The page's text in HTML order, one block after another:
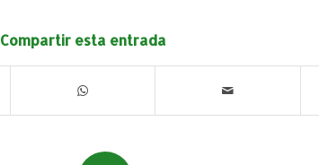
Compartir esta entrada